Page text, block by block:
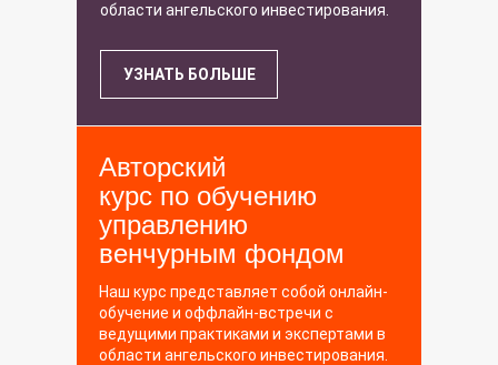
Наш курс представляет собой онлайн-
обучение и оффлайн-встречи с
ведущими практиками и экспертами в
области ангельского инвестирования.
Авторский
курс по обучению
управлению
венчурным фондом
УЗНАТЬ БОЛЬШЕ
области ангельского инвестирования.